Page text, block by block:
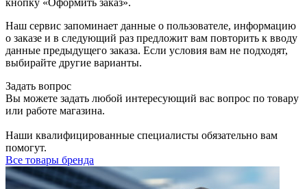
кнопку «Оформить заказ».
Наш сервис запоминает данные о пользователе, информацию
о заказе и в следующий раз предложит вам повторить к вводу
данные предыдущего заказа. Если условия вам не подходят,
выбирайте другие варианты.
Задать вопрос
Вы можете задать любой интересующий вас вопрос по товару
или работе магазина.
Наши квалифицированные специалисты обязательно вам
помогут.
Все товары бренда